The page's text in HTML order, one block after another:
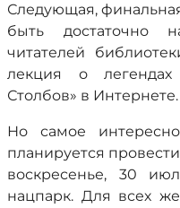
Следующая,
быть достаточно
читателей
лекция о
Столбов» в Интернете.
Но самое
планируется
воскресенье, 30
нацпарк. Для всех